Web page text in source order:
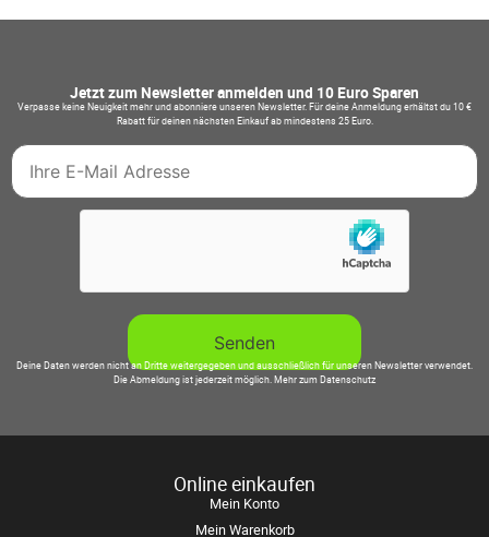
Jetzt zum Newsletter anmelden und 10 Euro Sparen
Verpasse keine Neuigkeit mehr und abonniere unseren Newsletter. Für deine Anmeldung erhältst du 10 €
Rabatt für deinen nächsten Einkauf ab mindestens 25 Euro.
Deine Daten werden nicht an Dritte weitergegeben und ausschließlich für unseren Newsletter verwendet.
Die Abmeldung ist jederzeit möglich.Mehr zum Datenschutz
Online einkaufen
Mein Konto
Mein Warenkorb